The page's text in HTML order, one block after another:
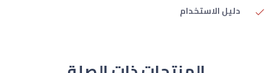
دليل الاستخدام